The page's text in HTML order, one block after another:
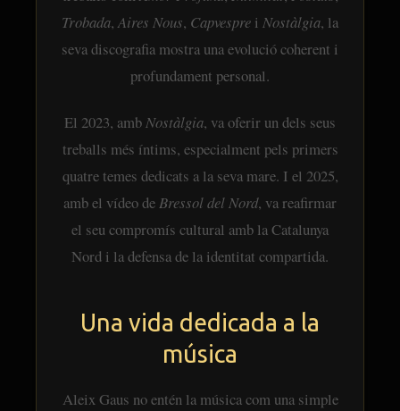
Trobada,Aires Nous, Capvespre i Nostàlgia, la
seva discografia mostra una evolució coherent i
profundament personal.
El 2023, ambNostàlgia, va oferir un dels seus
treballs més íntims, especialment pels primers
quatre temes dedicats a la seva mare. I el 2025,
amb el vídeo deBressol del Nord, va reafirmar
el seu compromís cultural amb la Catalunya
Nord i la defensa de la identitat compartida.
Una vida dedicada a la
música
Aleix Gaus no entén la música com una simple